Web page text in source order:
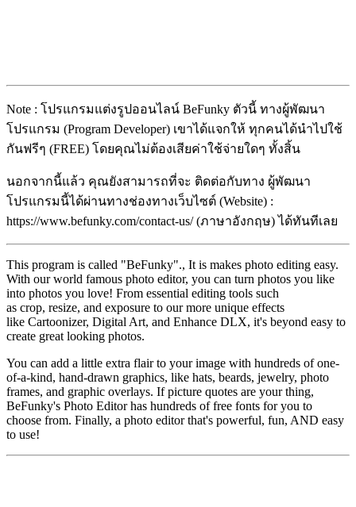
Note : โปรแกรมแต่งรูปออนไลน์ BeFunky ตัวนี้ ทางผู้พัฒนา
โปรแกรม (Program Developer) เขาได้แจกให้ ทุกคนได้นำไปใช้
กันฟรีๆ (FREE) โดยคุณไม่ต้องเสียค่าใช้จ่ายใดๆ ทั้งสิ้น
นอกจากนี้แล้ว คุณยังสามารถที่จะ ติดต่อกับทาง ผู้พัฒนา
โปรแกรมนี้ได้ผ่านทางช่องทางเว็บไซต์ (Website) :
https://www.befunky.com/contact-us/ (ภาษาอังกฤษ) ได้ทันทีเลย
This program is called "BeFunky"., It is makes photo editing easy.
With our world famous photo editor, you can turn photos you like
into photos you love! From essential editing tools such
as crop, resize, and exposure to our more unique effects
like Cartoonizer, Digital Art, and Enhance DLX, it's beyond easy to
create great looking photos.
You can add a little extra flair to your image with hundreds of one-
of-a-kind, hand-drawn graphics, like hats, beards, jewelry, photo
frames, and graphic overlays. If picture quotes are your thing,
BeFunky's Photo Editor has hundreds of free fonts for you to
choose from. Finally, a photo editor that's powerful, fun, AND easy
to use!